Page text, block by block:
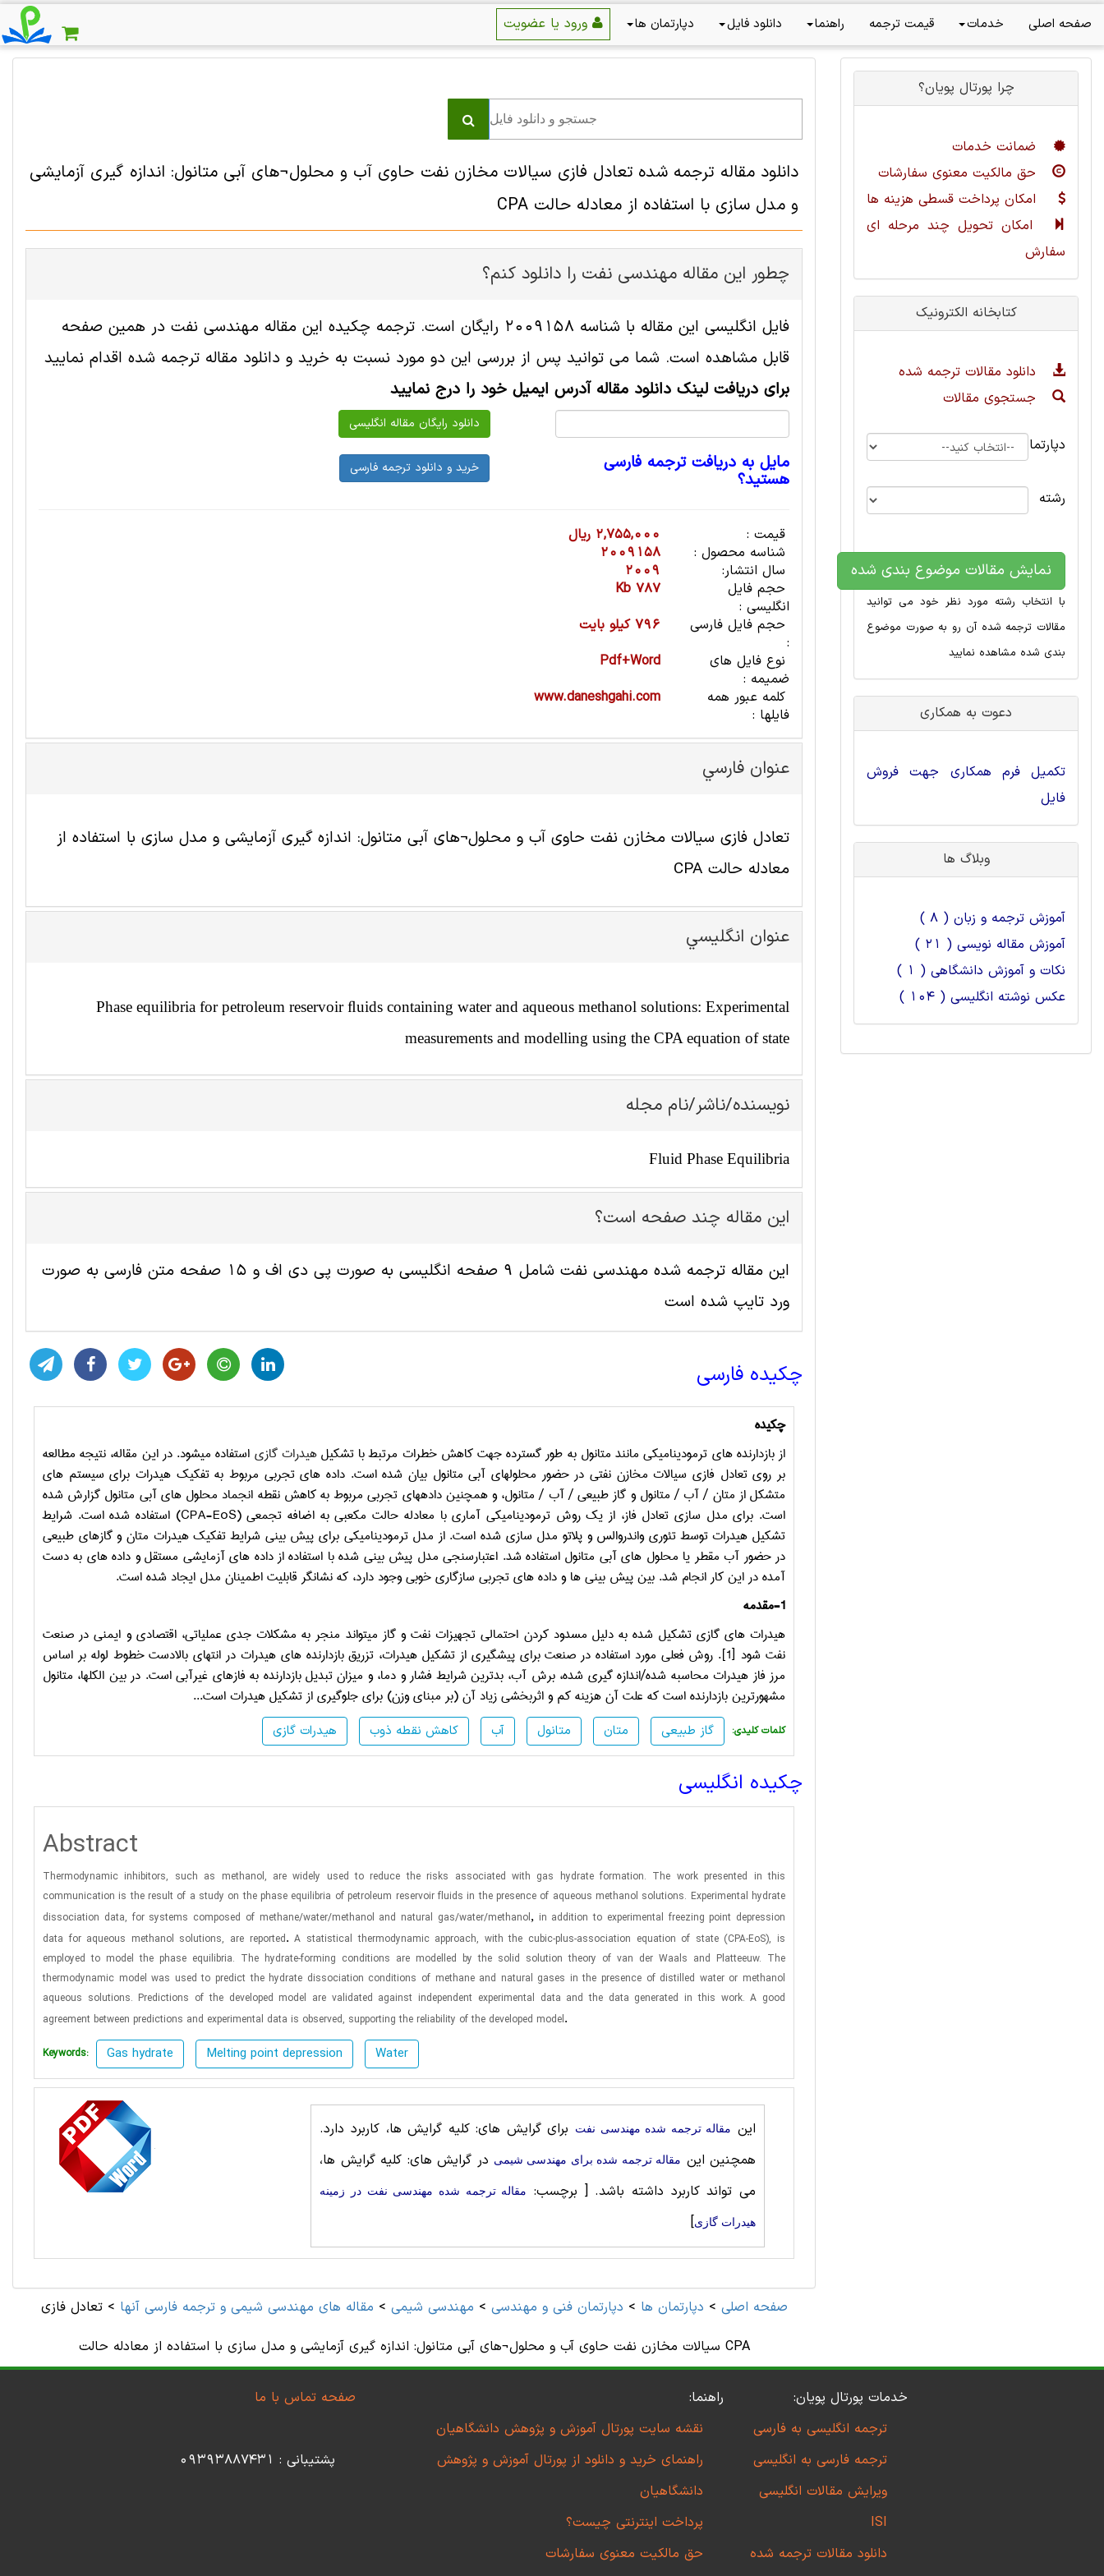
صفحه اصلی خدمات قیمت ترجمه راهنما دانلود فایل دپارتمان ها
دانلود مقاله ترجمه شده تعادل فازی سیالات مخازن نفت حاوی آب و محلول¬های آبی متانول: اندازه گیری آزمایشی
و مدل سازی با استفاده از معادله حالت CPA
چطور این مقاله مهندسی نفت را دانلود کنم؟
فایل انگلیسی این مقاله با شناسه 2009158 رایگان است. ترجمه چکیده این مقاله مهندسی نفت در همین صفحه
قابل مشاهده است. شما می توانید پس از بررسی این دو مورد نسبت به خرید و دانلود مقاله ترجمه شده اقدام نمایید
برای دریافت لینک دانلود مقاله آدرس ایمیل خود را درج نمایید
مایل به دریافت ترجمه فارسی
هستید؟
قیمت :
2,755,000 ریال
شناسه محصول :
2009158
سال انتشار:
2009
حجم فایل
انگلیسی :
787 Kb
حجم فایل فارسی
:
796 کیلو بایت
نوع فایل های
ضمیمه :
Pdf+Word
کلمه عبور همه
فایلها :
www.daneshgahi.com
عنوان فارسي
تعادل فازی سیالات مخازن نفت حاوی آب و محلول¬های آبی متانول: اندازه گیری آزمایشی و مدل سازی با استفاده از
معادله حالت CPA
عنوان انگليسي
Phase equilibria for petroleum reservoir ﬂuids containing water and aqueous methanol solutions: Experimental
measurements and modelling using the CPA equation of state
نویسنده/ناشر/نام مجله
Fluid Phase Equilibria
این مقاله چند صفحه است؟
این مقاله ترجمه شده مهندسی نفت شامل 9 صفحه انگلیسی به صورت پی دی اف و 15 صفحه متن فارسی به صورت
ورد تایپ شده است
چکیده فارسی
چکیده
از بازدارنده­ های ترمودینامیکی مانند متانول به طور گسترده جهت کاهش خطرات مرتبط با تشکیلهیدرات گازی استفاده می­شود. در این مقاله، نتیجه مطالعه
بر روی تعادل فازی سیالات مخازن نفتی در حضور محلول­های آبی متانول بیان شده است. داده­ های تجربی مربوط به تفکیک هیدرات برای سیستم­ های
متشکل از متان / آب / متانول و گاز طبیعی / آب / متانول، و همچنین داده­های تجربی مربوط به کاهش نقطه انجماد محلول­ های آبی متانول گزارش شده
است. برای مدل سازی تعادل فاز، از یک روش ترمودینامیکی آماری با معادله حالت مکعبی به اضافه تجمعی(CPA-EoS) استفاده شده است. شرایط
تشکیل هیدرات توسط تئوری واندروالس و پلاتو مدل سازی شده است. از مدل ترمودینامیکی برای پیش بینی شرایط تفکیک هیدرات متان و گازهای طبیعی
در حضور آب مقطر یا محلول­ های آبی متانول استفاده شد. اعتبارسنجی مدل پیش بینی شده با استفاده از داده ­های آزمایشی مستقل و داده­ های به دست
آمده در این کار انجام شد. بین پیش بینی ­ها و داده­ های تجربی سازگاری خوبی وجود دارد، که نشانگر قابلیت اطمینان مدل ایجاد شده است.
1
-مقدمه
هیدرات­ های گازی تشکیل شده به دلیل مسدود کردن احتمالی تجهیزات نفت و گاز می­تواند منجر به مشکلات جدی عملیاتی، اقتصادی و ایمنی در صنعت
نفت شود [1]. روش فعلی مورد استفاده در صنعت برای پیشگیری از تشکیل هیدرات، تزریق بازدارنده ­های هیدرات در انتهای بالادست خطوط لوله بر اساس
مرز فاز هیدرات محاسبه شده/اندازه گیری شده، برش آب، بدترین شرایط فشار و دما، و میزان تبدیل بازدارنده به فازهای غیرآبی است. در بین الکل­ها، متانول
مشهورترین بازدارنده است که علت آن هزینه کم و اثربخشی زیاد آن (بر مبنای وزن) برای جلوگیری از تشکیل هیدرات است...
هیدرات گازی کاهش نقطه ذوب آب متانول متان گاز طبیعی :کلمات کلیدی
چکیده انگلیسی
Abstract
Thermodynamic inhibitors, such as methanol, are widely used to reduce the risks associated with gas hydrate formation. The work presented in this
communication is the result of a study on the phase equilibria of petroleum reservoir fluids in the presence of aqueous methanol solutions. Experimental hydrate
dissociation data, for systems composed of methane/water/methanol and natural gas/water/methanol, in addition to experimental freezing point depression
data for aqueous methanol solutions, are reported. A statistical thermodynamic approach, with the cubic-plus-association equation of state (CPA-EoS), is
employed to model the phase equilibria. The hydrate-forming conditions are modelled by the solid solution theory of van der Waals and Platteeuw. The
thermodynamic model was used to predict the hydrate dissociation conditions of methane and natural gases in the presence of distilled water or methanol
aqueous solutions. Predictions of the developed model are validated against independent experimental data and the data generated in this work. A good
agreement between predictions and experimental data is observed, supporting the reliability of the developed model.
Keywords: Gas hydrate Melting point depression Water
این مقاله ترجمه شده مهندسی نفت
برای گرایش های: کلیه گرایش ها، کاربرد دارد.
همچنین این مقاله ترجمه شده برای مهندسی شیمی در گرایش های: کلیه گرایش ها،
می تواند کاربرد داشته باشد.[ برچسب: مقاله ترجمه شده مهندسی نفت در زمینه
هیدرات گازی]
صفحه اصلی > دپارتمان ها > دپارتمان فنی و مهندسی > مهندسی شیمی > مقاله های مهندسی شیمی و ترجمه فارسی آنها >تعادل فازی
سیالات مخازن نفت حاوی آب و محلول¬های آبی متانول: اندازه گیری آزمایشی و مدل سازی با استفاده از معادله حالت CPA
چرا پورتال پویان؟
ضمانت خدمات
حق مالکیت معنوی سفارشات
امکان پرداخت قسطی هزینه ها
امکان تحویل چند مرحله ای
سفارش
کتابخانه الکترونیک
دانلود مقالات ترجمه شده
جستجوی مقالات
دپارتمان
رشته
نمایش مقالات موضوع بندی شده
با انتخاب رشته مورد نظر خود می توانید
مقالات ترجمه شده آن رو به صورت موضوع
بندی شده مشاهده نمایید
دعوت به همکاری
تکمیل فرم همکاری جهت فروش
فایل
وبلاگ ها
آموزش ترجمه و زبان ( 8 )
آموزش مقاله نویسی ( 21 )
نکات و آموزش دانشگاهی ( 1 )
عکس نوشته انگلیسی ( 104 )
خدمات پورتال پویان:
ترجمه انگلیسی به فارسی
ترجمه فارسی به انگلیسی
ویرایش مقالات انگلیسی
ISI
دانلود مقالات ترجمه شده
راهنما:
نقشه سایت پورتال آموزش و پژوهش دانشگاهیان
راهنمای خرید و دانلود از پورتال آموزش و پژوهش
دانشگاهیان
پرداخت اینترنتی چیست؟
حق مالکیت معنوی سفارشات
صفحه تماس با ما
پشتیبانی : 09393887431